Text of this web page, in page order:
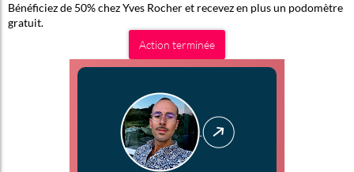
Bénéficiez de 50% chez Yves Rocher et recevez en plus un podomètre
gratuit.
Action terminée